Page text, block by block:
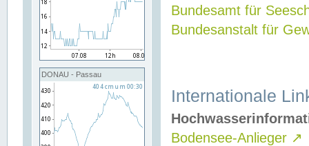
DONAU - Passau
Bundesamt für
Bundesanstalt für
Internationale
Bodensee-Anlieger ↗